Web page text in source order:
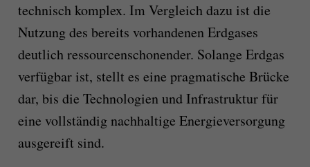
technisch komplex. Im Vergleich dazu ist die
Nutzung des bereits vorhandenen Erdgases
deutlich ressourcenschonender. Solange Erdgas
verfügbar ist, stellt es eine pragmatische Brücke
dar, bis die Technologien und Infrastruktur für
eine vollständig nachhaltige Energieversorgung
ausgereift sind.